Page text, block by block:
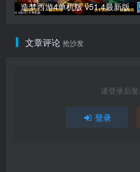
造梦西游4单机版 v51.4最新版
文章评论 抢沙发
请登录后
登录